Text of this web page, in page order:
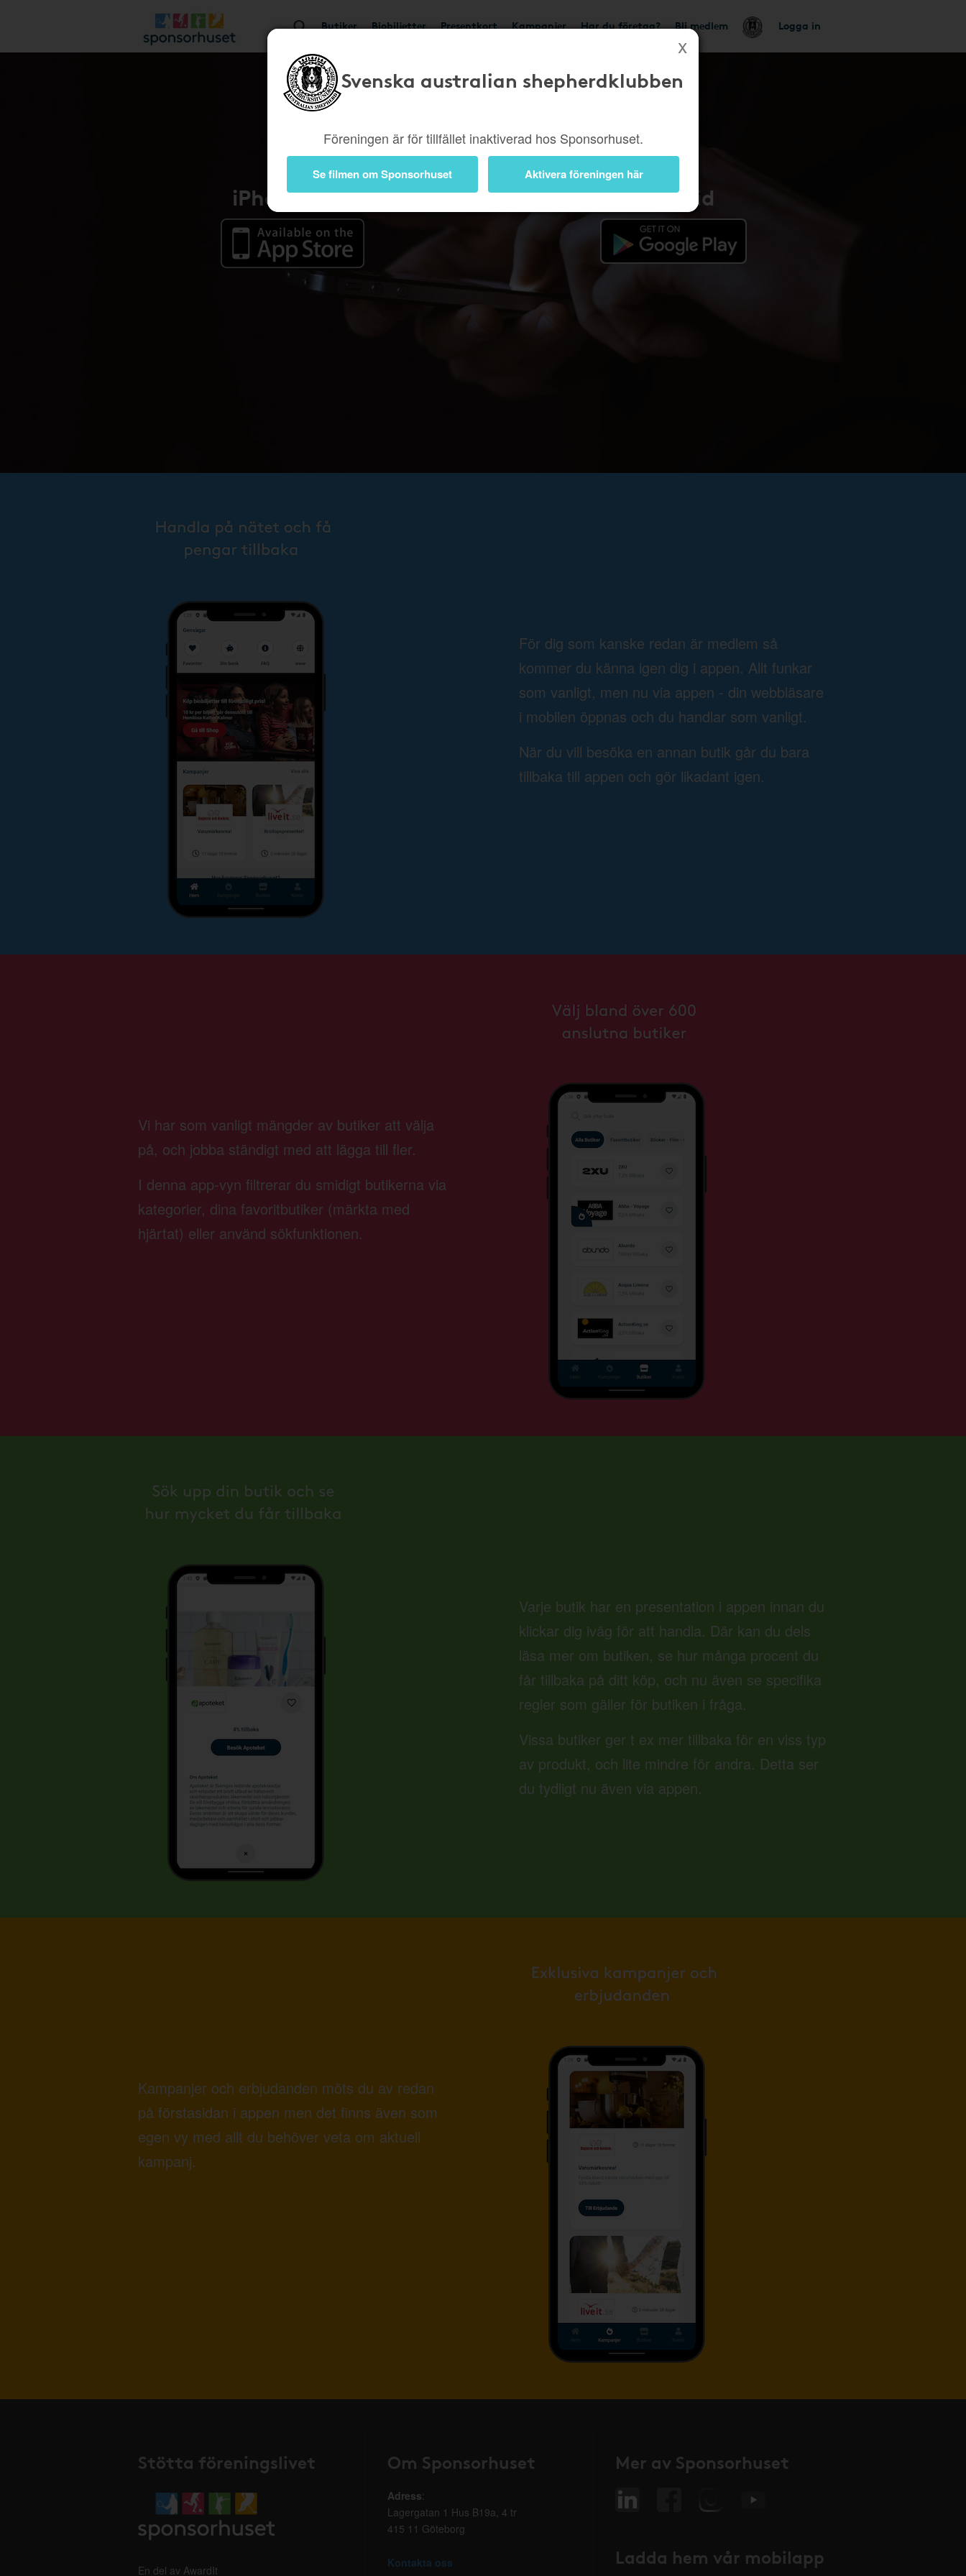
Butiker Biobiljetter Presentkort Kampanjer Har du företag? Bli medlem Logga in
Svenska australian shepherdklubben
Föreningen är för tillfället inaktiverad hos Sponsorhuset.
Se filmen om Sponsorhuset Aktivera föreningen här
Appen
iPhone / iOS Android
För dig som kanske redan är medlem så
kommer du känna igen dig i appen. Allt funkar
som vanligt, men nu via appen - din webbläsare
i mobilen öppnas och du handlar som vanligt.
När du vill besöka en annan butik går du bara
tillbaka till appen och gör likadant igen.
Vi har som vanligt mängder av butiker att välja
på, och jobba ständigt med att lägga till fler.
I denna app-vyn filtrerar du smidigt butikerna via
kategorier, dina favoritbutiker (märkta med
hjärtat) eller använd sökfunktionen.
Varje butik har en presentation i appen innan du
klickar dig iväg för att handla. Där kan du dels
läsa mer om butiken, se hur många procent du
får tillbaka på ditt köp, och nu även se specifika
regler som gäller för butiken i fråga.
Vissa butiker ger t ex mer tillbaka för en viss typ
av produkt, och lite mindre för andra. Detta ser
du tydligt nu även via appen.
Kampanjer och erbjudanden möts du av redan
på förstasidan i appen men det finns även som
egen vy med allt du behöver veta om aktuell
kampanj.
Stötta föreningslivet
En del av AwardIt
Om Sponsorhuset
Adress:
Lagergatan 1 Hus B19a, 4 tr
415 11 Göteborg
Kontakta oss
Mer av Sponsorhuset
Ladda hem vår mobilapp